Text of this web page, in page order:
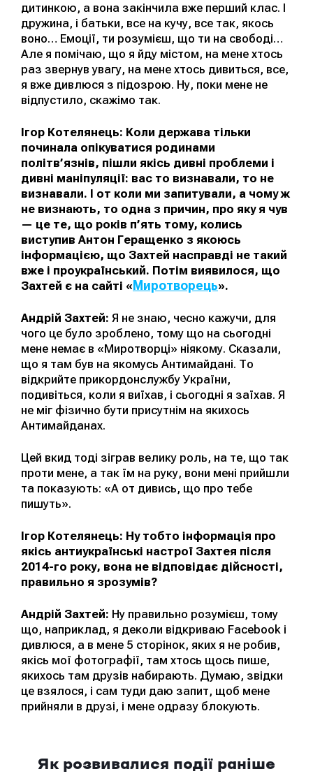
дитинкою, а вона закінчила вже перший клас. І
дружина, і батьки, все на кучу, все так, якось
воно… Емоції, ти розумієш, що ти на свободі…
Але я помічаю, що я йду містом, на мене хтось
раз звернув увагу, на мене хтось дивиться, все,
я вже дивлюся з підозрою. Ну, поки мене не
відпустило, скажімо так.
Ігор Котелянець: Коли держава тільки
починала опікуватися родинами
політв’язнів, пішли якісь дивні проблеми і
дивні маніпуляції: вас то визнавали, то не
визнавали. І от коли ми запитували, а чому ж
не визнають, то одна з причин, про яку я чув
— це те, що років п’ять тому, колись
виступив Антон Геращенко з якоюсь
інформацією, що Захтей насправді не такий
вже і проукраїнський. Потім виявилося, що
Захтей є на сайті «Миротворець».
Андрій Захтей: Я не знаю, чесно кажучи, для
чого це було зроблено, тому що на сьогодні
мене немає в «Миротворці» ніякому. Сказали,
що я там був на якомусь Антимайдані. То
відкрийте прикордонслужбу України,
подивіться, коли я виїхав, і сьогодні я заїхав. Я
не міг фізично бути присутнім на якихось
Антимайданах.
Цей вкид тоді зіграв велику роль, на те, що так
проти мене, а так їм на руку, вони мені прийшли
та показують: «А от дивись, що про тебе
пишуть».
Ігор Котелянець: Ну тобто інформація про
якісь антиукраїнські настрої Захтея після
2014-го року, вона не відповідає дійсності,
правильно я зрозумів?
Андрій Захтей: Ну правильно розумієш, тому
що, наприклад, я деколи відкриваю Facebook і
дивлюся, а в мене 5 сторінок, яких я не робив,
якісь мої фотографії, там хтось щось пише,
якихось там друзів набирають. Думаю, звідки
це взялося, і сам туди даю запит, щоб мене
прийняли в друзі, і мене одразу блокують.
Як розвивалися події раніше